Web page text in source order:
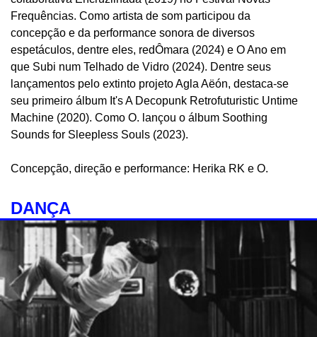
Frequências. Como artista de som participou da
concepção e da performance sonora de diversos
espetáculos, dentre eles, redÔmara (2024) e O Ano em
que Subi num Telhado de Vidro (2024). Dentre seus
lançamentos pelo extinto projeto Agla Aëón, destaca-se
seu primeiro álbum It's A Decopunk Retrofuturistic Untime
Machine (2020). Como O. lançou o álbum Soothing
Sounds for Sleepless Souls (2023).
Concepção, direção e performance: Herika RK e O.
DANÇA